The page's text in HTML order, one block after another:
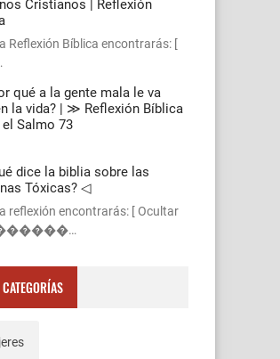
Cristianos | Reflexión
Reflexión Bíblica encontrarás: [
qué a la gente mala le va
la vida? | ≫ Reflexión Bíblica
Salmo 73
dice la biblia sobre las
Tóxicas? ◁
reflexión encontrarás: [ Ocultar